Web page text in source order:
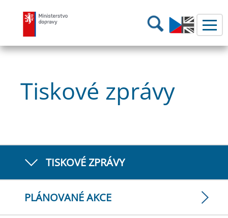
Ministerstvo dopravy Hledání
Tiskové zprávy
TISKOVÉ ZPRÁVY
PLÁNOVANÉ AKCE